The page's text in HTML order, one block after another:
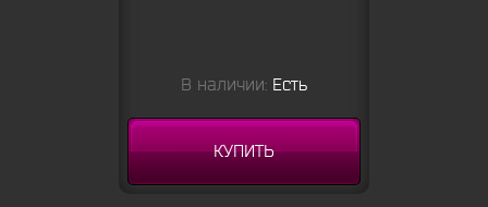
В наличии: Есть
КУПИТЬ